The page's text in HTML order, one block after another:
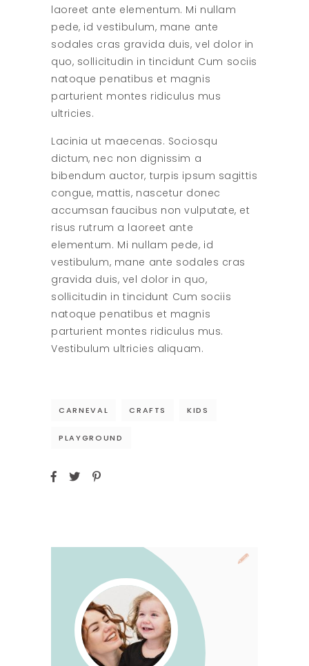
laoreet ante elementum. Mi nullam
pede, id vestibulum, mane ante
sodales cras gravida duis, vel dolor in
quo, sollicitudin in tincidunt Cum sociis
natoque penatibus et magnis
parturient montes ridiculus mus
ultricies.
Lacinia ut maecenas. Sociosqu
dictum, nec non dignissim a
bibendum auctor, turpis ipsum sagittis
congue, mattis, nascetur donec
accumsan faucibus non vulputate, et
risus rutrum a laoreet ante
elementum. Mi nullam pede, id
vestibulum, mane ante sodales cras
gravida duis, vel dolor in quo,
sollicitudin in tincidunt Cum sociis
natoque penatibus et magnis
parturient montes ridiculus mus.
Vestibulum ultricies aliquam.
CARNEVAL CRAFTS KIDS
PLAYGROUND